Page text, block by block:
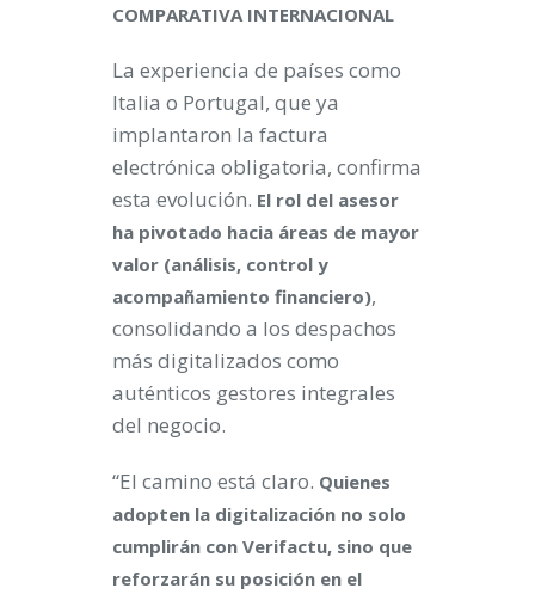
COMPARATIVA INTERNACIONAL
La experiencia de países como
Italia o Portugal, que ya
implantaron la factura
electrónica obligatoria, confirma
esta evolución. El rol del asesor
ha pivotado hacia áreas de mayor
valor (análisis, control y
acompañamiento financiero),
consolidando a los despachos
más digitalizados como
auténticos gestores integrales
del negocio.
“El camino está claro. Quienes
adopten la digitalización no solo
cumplirán con Verifactu, sino que
reforzarán su posición en el